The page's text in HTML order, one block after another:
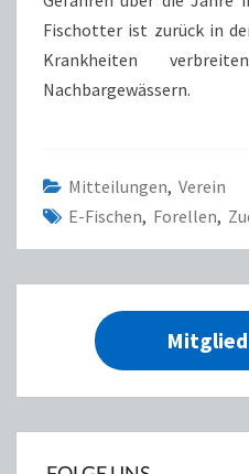
Fischotter ist zurück in
Krankheiten
Nachbargewässern.
Mitteilungen, Verein
E-Fischen, Forellen,